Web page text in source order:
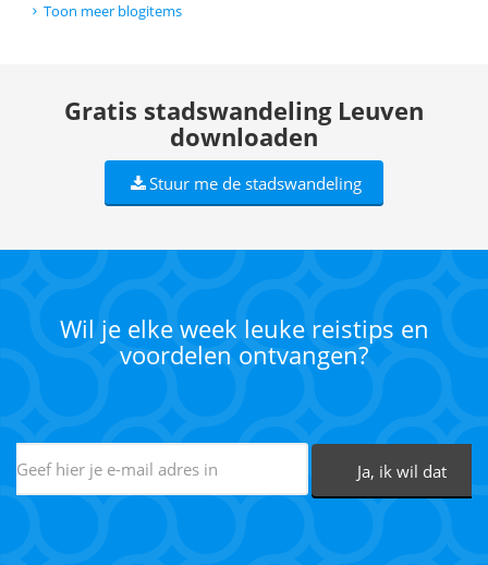
Toon meer blogitems
Gratis stadswandeling Leuven
downloaden
Stuur me de stadswandeling
Wil je elke week leuke reistips en
voordelen ontvangen?